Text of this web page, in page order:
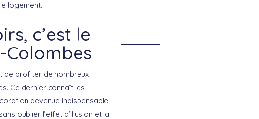
logement.
c’est le
Colombes
de profiter de nombreux
Ce dernier connaît les
devenue indispensable
oublier l’effet d’illusion et la